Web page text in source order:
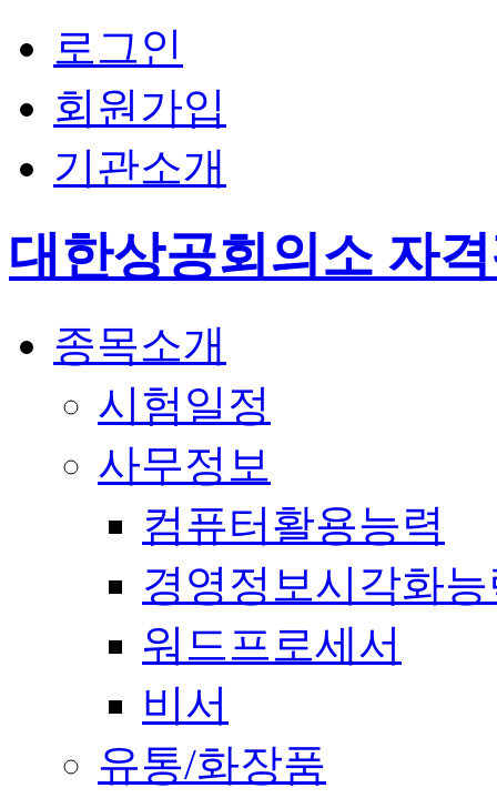
로그인
회원가입
기관소개
대한상공회의소 자
종목소개
시험일정
사무정보
컴퓨터활용능력
경영정보시각화
워드프로세서
비서
유통/화장품